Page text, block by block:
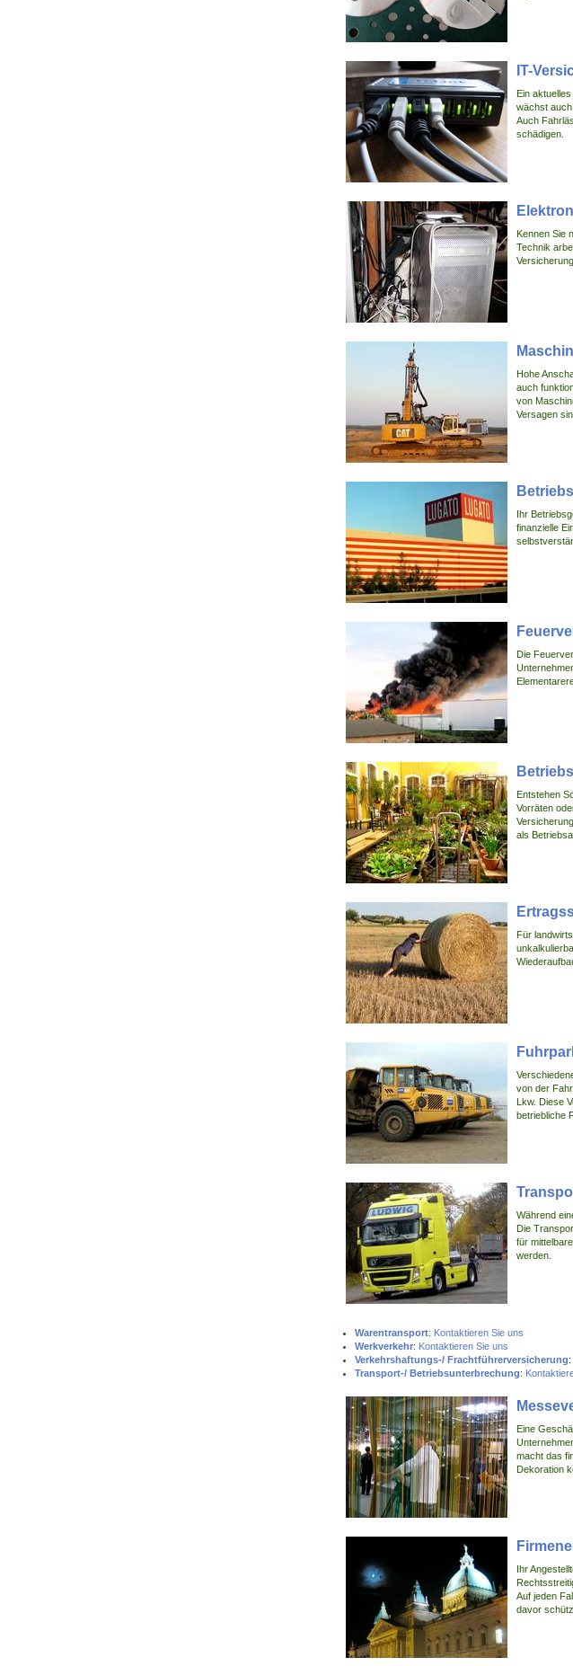
IT-
Ein
wächst
Auch
schädigen.
Kennen Sie
Technik
Hohe
auch
von
Versagen
Ihr
finanzielle
Die
Entstehen
Vorräten
als
Für
von der
Lkw. Diese
betriebliche
Während
Die
für
werden.
Warentransport: Kontaktieren Sie uns
Werkverkehr: Kontaktieren Sie uns
Verkehrshaftungs-/ Frachtführerversicherung:
Transport-/ Betriebsunterbrechung:
Eine
macht das
Dekoration
Ihr
Auf jeden
davor